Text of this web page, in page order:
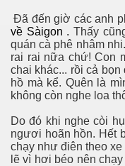
Đã đến giờ các anh
về Sàigon . Thấy
quán cà phê nhâm
rai rai nữa chứ! Con
chai khác... rồi cả
hồ mà kể. Quên là
không còn nghe loa
Do đó khi nghe còi
ngươi hoãn hồn. Hết
chạy như điên theo
lẽ vì hơi béo nên